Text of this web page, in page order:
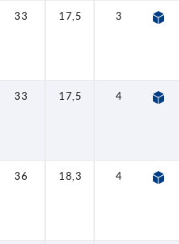
33 17,5 3 11,4
33 17,5 4 13,8
36 18,3 4 13,8